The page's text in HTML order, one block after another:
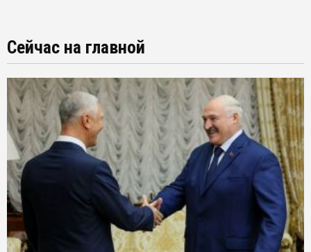
Сейчас на главной